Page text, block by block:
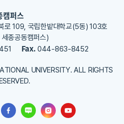
캠퍼스
로 109, 국립한밭대학교(5동) 103호
종공동캠퍼스)
Fax. 044-863-8452
UNIVERSITY. ALL RIGHTS